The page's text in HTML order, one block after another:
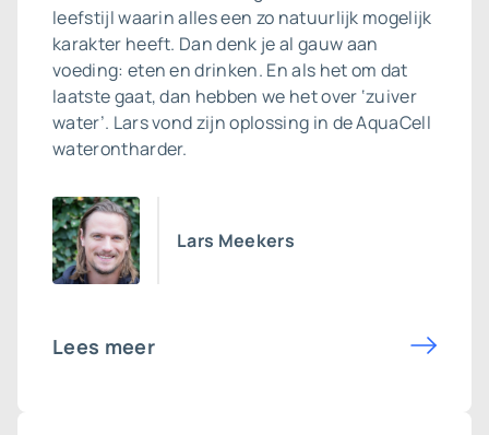
leefstijl waarin alles een zo natuurlijk mogelijk
karakter heeft. Dan denk je al gauw aan
voeding: eten en drinken. En als het om dat
laatste gaat, dan hebben we het over ‘zuiver
water’. Lars vond zijn oplossing in de AquaCell
waterontharder.
Lars Meekers
Lees meer